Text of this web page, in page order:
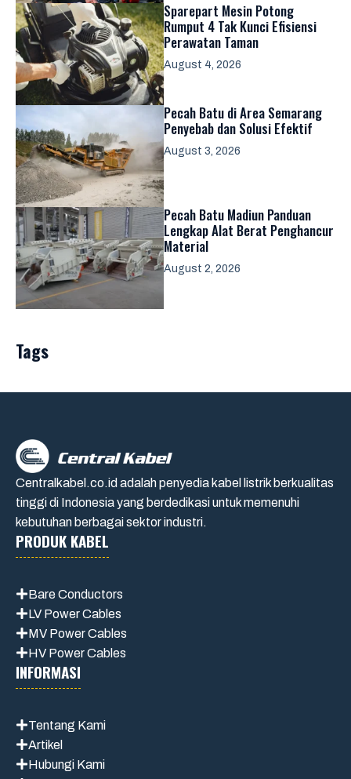
Sparepart Mesin Potong
Rumput 4 Tak Kunci Efisiensi
Perawatan Taman
August 4, 2026
Pecah Batu di Area Semarang
Penyebab dan Solusi Efektif
August 3, 2026
Pecah Batu Madiun Panduan
Lengkap Alat Berat Penghancur
Material
August 2, 2026
Tags
Centralkabel.co.id adalah penyedia kabel listrik berkualitas
tinggi di Indonesia yang berdedikasi untuk memenuhi
kebutuhan berbagai sektor industri.
PRODUK KABEL
Bare Conductors
LV Power Cables
MV Power Cables
HV Power Cables
INFORMASI
Tentang Kami
Artikel
Hubungi Kami